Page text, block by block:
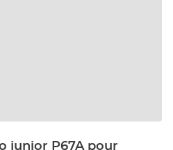
junior P67A pour